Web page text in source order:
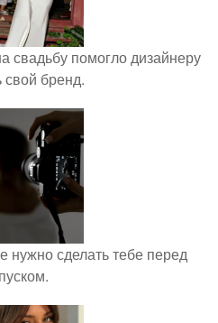
свадьбу помогло дизайнеру
свой бренд.
нужно сделать тебе перед